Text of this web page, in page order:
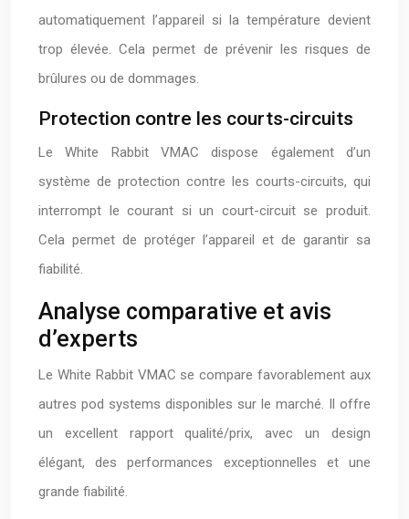
automatiquement l’appareil si la température devient
trop élevée. Cela permet de prévenir les risques de
brûlures ou de dommages.
Protection contre les courts-circuits
Le White Rabbit VMAC dispose également d’un
système de protection contre les courts-circuits, qui
interrompt le courant si un court-circuit se produit.
Cela permet de protéger l’appareil et de garantir sa
fiabilité.
Analyse comparative et avis
d’experts
Le White Rabbit VMAC se compare favorablement aux
autres pod systems disponibles sur le marché. Il offre
un excellent rapport qualité/prix, avec un design
élégant, des performances exceptionnelles et une
grande fiabilité.